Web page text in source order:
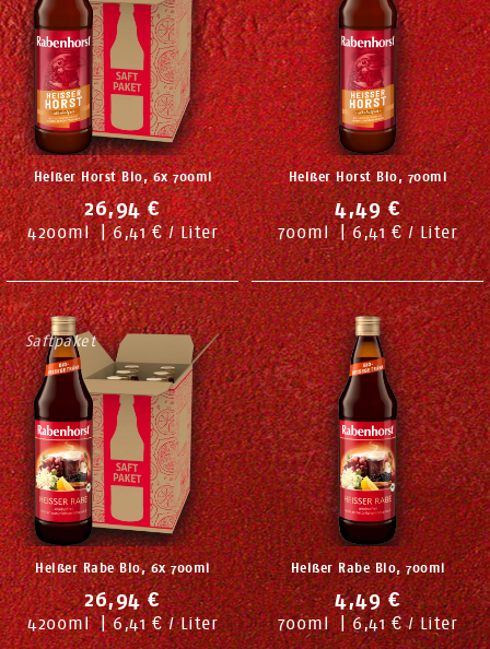
Heißer Horst Bio, 6x 700ml
26,94 €
4200 ml | 6,41 € / Liter
Heißer Horst Bio, 700ml
4,49 €
700 ml | 6,41 € / Liter
Saftpaket
Heißer Rabe Bio, 6x 700ml
26,94 €
4200 ml | 6,41 € / Liter
Heißer Rabe Bio, 700ml
4,49 €
700 ml | 6,41 € / Liter